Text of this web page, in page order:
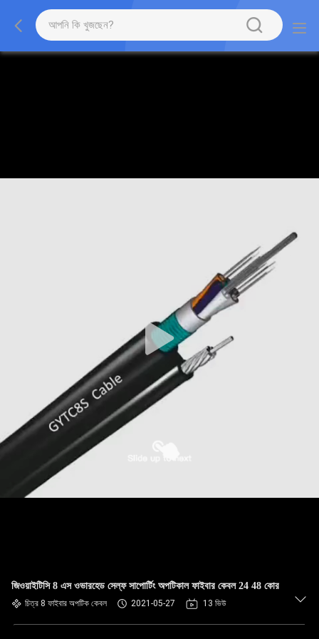
জিওয়াইটিসি 8 এস ওভারহেড সেল্ফ সাপোর্টিং অপটিকাল ফাইবার কেবল 24 48 কোর
চিত্র 8 ফাইবার অপটিক কেবল 2021-05-27 13 ভিউ